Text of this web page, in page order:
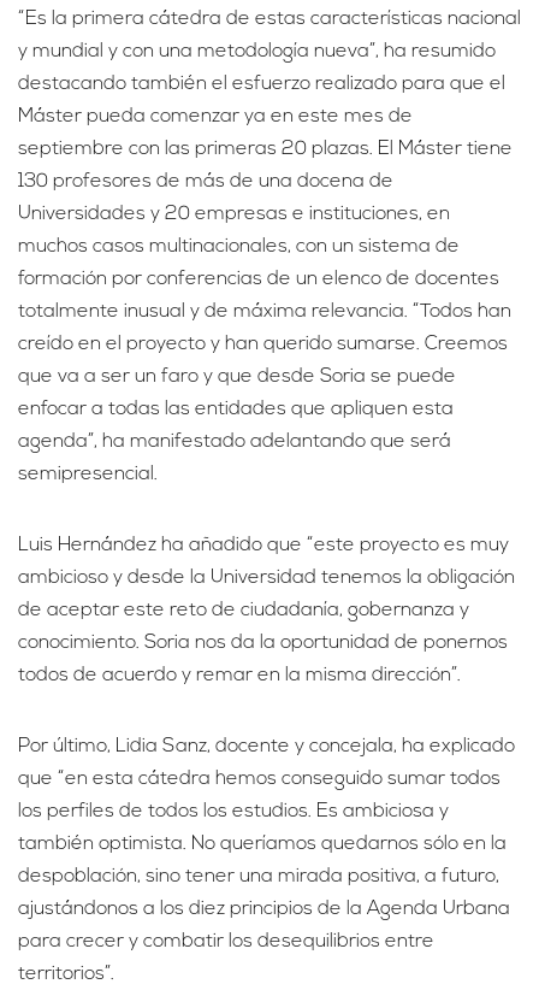
“Es la primera cátedra de estas características nacional
y mundial y con una metodología nueva”, ha resumido
destacando también el esfuerzo realizado para que el
Máster pueda comenzar ya en este mes de
septiembre con las primeras 20 plazas. El Máster tiene
130 profesores de más de una docena de
Universidades y 20 empresas e instituciones, en
muchos casos multinacionales, con un sistema de
formación por conferencias de un elenco de docentes
totalmente inusual y de máxima relevancia. “Todos han
creído en el proyecto y han querido sumarse. Creemos
que va a ser un faro y que desde Soria se puede
enfocar a todas las entidades que apliquen esta
agenda”, ha manifestado adelantando que será
semipresencial.
Luis Hernández ha añadido que “este proyecto es muy
ambicioso y desde la Universidad tenemos la obligación
de aceptar este reto de ciudadanía, gobernanza y
conocimiento. Soria nos da la oportunidad de ponernos
todos de acuerdo y remar en la misma dirección”.
Por último, Lidia Sanz, docente y concejala, ha explicado
que “en esta cátedra hemos conseguido sumar todos
los perfiles de todos los estudios. Es ambiciosa y
también optimista. No queríamos quedarnos sólo en la
despoblación, sino tener una mirada positiva, a futuro,
ajustándonos a los diez principios de la Agenda Urbana
para crecer y combatir los desequilibrios entre
territorios”.